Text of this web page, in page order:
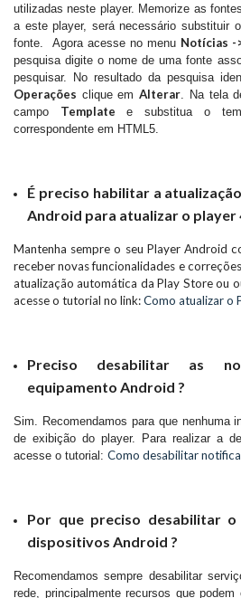
utilizadas neste player. Memorize as
a este player, será necessário substituir
fonte. Agora acesse no menu Notícias -
pesquisa digite o nome de uma fonte
pesquisar. No resultado da pesquisa
Operações clique emAlterar . Na tela
campo Template e substitua o
correspondente em HTML5.
É preciso habilitar a
Android para atualizar o player
Mantenha sempre o seu Player Android
receber novas funcionalidades e
atualização automática da Play Store ou
acesse o tutorial no link:Como atualizar o
Preciso desabilitar as
equipamento Android ?
Sim. Recomendamos para que nenhuma
de exibição do player. Para realizar a
acesse o tutorial: Como desabilitar
Por que preciso desabilitar
dispositivos Android ?
Recomendamos sempre desabilitar
rede, principalmente recursos que podem